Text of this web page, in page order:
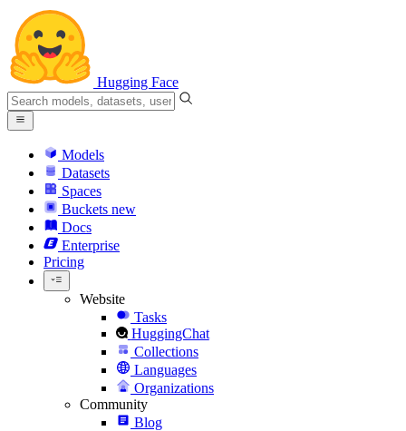
Hugging Face
Models
Datasets
Spaces
Buckets new
Docs
Enterprise
Pricing
Website
Tasks
HuggingChat
Collections
Languages
Organizations
Community
Blog